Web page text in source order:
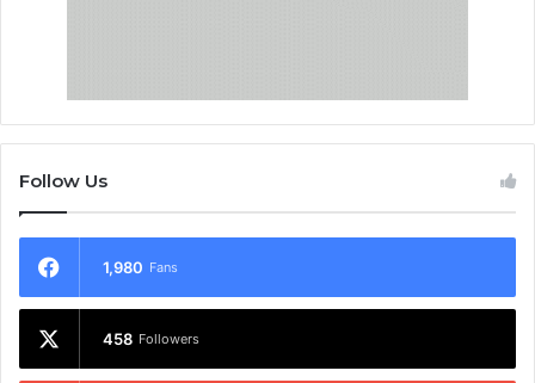
Follow Us
1,980 Fans
458 Followers